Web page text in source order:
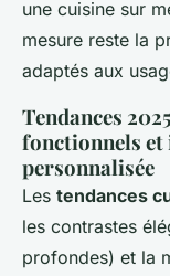
une cuisine sur
mesure reste la
adaptés aux
Tendances
fonctionnels et
personnalisée
Les tendances
les contrastes
profondes) et la